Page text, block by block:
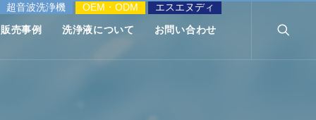
超音波洗浄機 OEM・ODM エスエヌディ
販売事例 洗浄液について お問い合わせ